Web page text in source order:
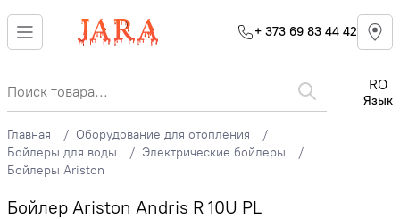
+ 373 69 83 44 42
RO
Язык
Главная
Оборудование для отопления
Бойлеры для воды
Электрические бойлеры
Бойлеры Ariston
Бойлер Ariston Andris R 10U PL